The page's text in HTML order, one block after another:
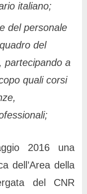
italiano;
del personale
del
partecipando a
quali corsi
2016 una
dell’Area della
del CNR